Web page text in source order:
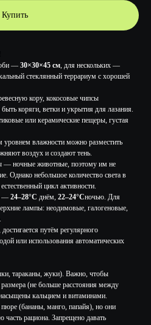
Купить
— 30×30×45 см, для нескольких —
стеклянный террариум с хорошей
кору, кокосовые чипсы
коряги, ветки и укрытия для лазания.
или керамические пещеры, густая
влажности можно разместить
воздух и создают тень.
— ночные животные, поэтому им не
Однако небольшое количество света в
цикл активности.
— 24–28°C днём, 22–24°Cночью. Для
лампы: неодимовые, галогеновые,
достигается путём регулярного
или использования автоматических
тараканы, жуки). Важно, чтобы
(не больше расстояния между
кальцием и витаминами.
(бананы, манго, папайя), но они
рациона. Запрещено давать